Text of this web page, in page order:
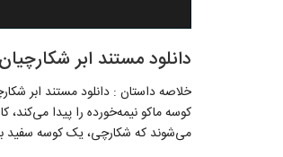
دانلود مستند ابر شکارچیان Mega Predators of Oz 2021
کوسه ماکو نیمه‌خورده را پیدا می‌کند،
می‌شوند که شکارچی، یک کوسه